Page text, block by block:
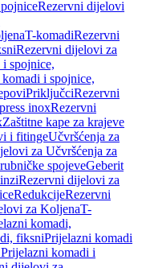
Rezervni dijelovi
T-komadiRezervni
Rezervni dijelovi za
spojnice,
i spojnice,
PriključciRezervni
inoxRezervni
Zaštitne kape za krajeve
i fitingeUčvršćenja za
za Učvršćenja za
spojeveGeberit
Rezervni dijelovi za
RedukcijeRezervni
za KoljenaT-
komadi,
fiksniPrijelazni komadi
komadi i